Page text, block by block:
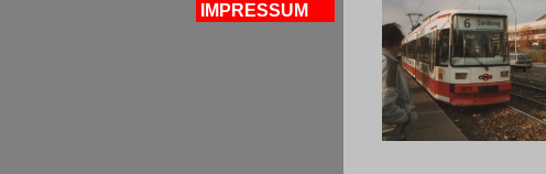
IMPRESSUM